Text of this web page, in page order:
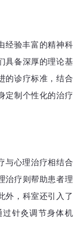
经验丰富的精神科
具备深厚的理论基
的诊疗标准，结合
定制个性化的治疗
与心理治疗相结合
治疗则帮助患者理
外，科室还引入了
针灸调节身体机